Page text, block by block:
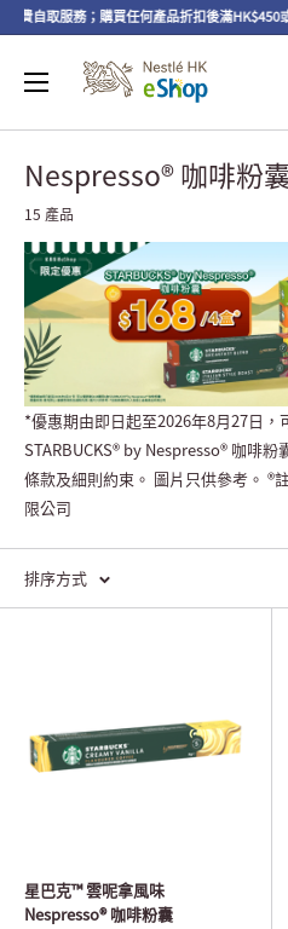
自取服務；購買任何產品折扣後滿HK$450
Nespresso® 咖啡粉
15 產品
*優惠期由即日起至2026年8月27日，
STARBUCKS® by Nespresso® 咖啡
條款及細則約束。 圖片只供參考。 ®
限公司
排序方式
星巴克™ 雲呢拿風味
Nespresso® 咖啡粉囊